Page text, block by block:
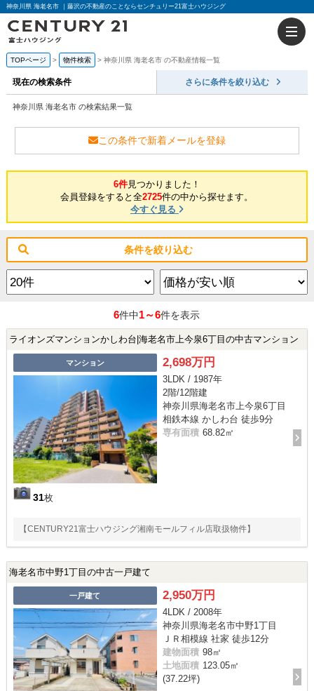
神奈川県 海老名市 ｜藤沢の不動産のことならセンチュリー21富士ハウジング
TOPページ 物件検索 神奈川県 海老名市 の不動産情報一覧
現在の検索条件 さらに条件を絞り込む
神奈川県 海老名市 の検索結果一覧
この条件で新着メールを登録
6件見つかりました！
会員登録をすると全2725件の中から探せます。
今すぐ見る
条件を絞り込む
6件中1～6件を表示
ライオンズマンションかしわ台|海老名市上今泉6丁目の中古マンション
マンション
31枚
2,698万円
3LDK / 1987年
2階/12階建
神奈川県海老名市上今泉6丁目
相鉄本線 かしわ台 徒歩9分
専有面積 68.82㎡
【CENTURY21富士ハウジング湘南モールフィル店取扱物件】
海老名市中野1丁目の中古一戸建て
一戸建て 2,950万円
4LDK / 2008年
神奈川県海老名市中野1丁目
ＪＲ相模線 社家 徒歩12分
建物面積 98㎡
土地面積 123.05㎡
(37.22坪)